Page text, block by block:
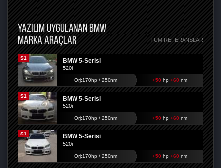
YAZILIM UYGULANAN BMW
MARKA ARAÇLAR
TÜM REFERANSLAR
S1 BMW 5-Serisi
520i
Orj:170hp / 250nm +50 hp +60 nm
S1 BMW 5-Serisi
520i
Orj:170hp / 250nm +50 hp +60 nm
S1 BMW 5-Serisi
520i
Orj:170hp / 250nm +50 hp +60 nm